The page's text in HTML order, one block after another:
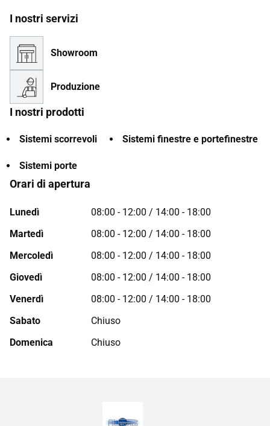
I nostri servizi
Showroom
Produzione
I nostri prodotti
Sistemi scorrevoli Sistemi finestre e portefinestre
Sistemi porte
Orari di apertura
Lunedì
08:00 - 12:00 / 14:00 - 18:00
Martedì
08:00 - 12:00 / 14:00 - 18:00
Mercoledì
08:00 - 12:00 / 14:00 - 18:00
Giovedì
08:00 - 12:00 / 14:00 - 18:00
Venerdì
08:00 - 12:00 / 14:00 - 18:00
Sabato
Chiuso
Domenica
Chiuso